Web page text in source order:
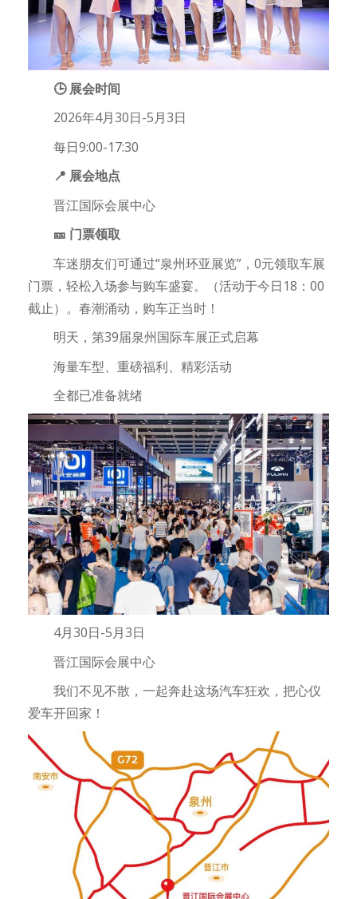
🕒 展会时间
2026年4月30日-5月3日
每日9:00-17:30
📍 展会地点
晋江国际会展中心
🎫 门票领取
车迷朋友们可通过“泉州环亚展览”，0元领取车展
门票，轻松入场参与购车盛宴。（活动于今日18：00
截止）。春潮涌动，购车正当时！
明天，第39届泉州国际车展正式启幕
海量车型、重磅福利、精彩活动
全都已准备就绪
4月30日-5月3日
晋江国际会展中心
我们不见不散，一起奔赴这场汽车狂欢，把心仪
爱车开回家！